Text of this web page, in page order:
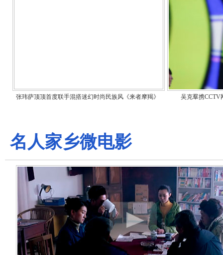
张玮萨顶顶首度联手混搭迷幻时尚民族风《来者摩羯》 吴克羣携CCTV
名人家乡微电影